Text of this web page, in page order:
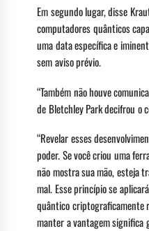
Em segundo lugar, disse
computadores quânticos
uma data específica e
sem aviso prévio.
“Também não houve
de Bletchley Park decifrou o
“Revelar esses
poder. Se você criou uma
não mostra sua mão, esteja
mal. Esse princípio se
quântico criptograficamente
manter a vantagem significa